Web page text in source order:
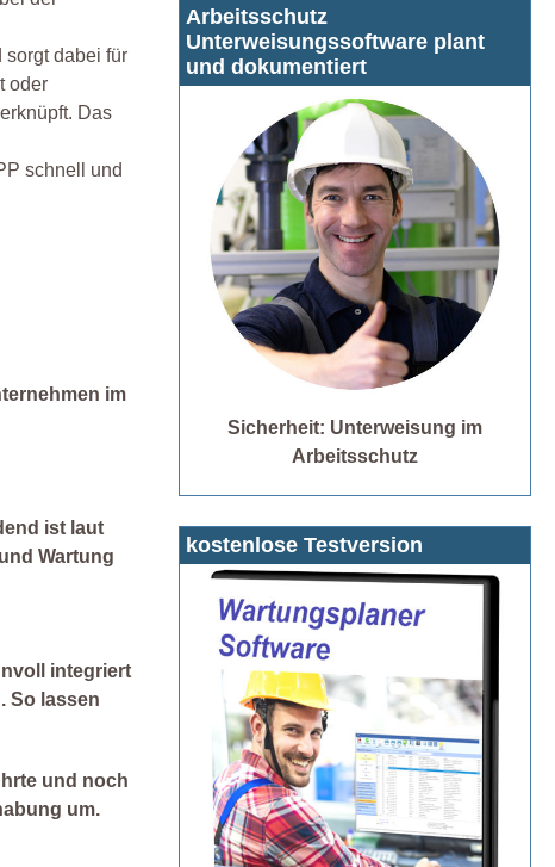
sorgt dabei für
oder
Das
schnell und
im
ist laut
Wartung
integriert
So lassen
und noch
um.
Arbeitsschutz
Unterweisungssoftware plant
und dokumentiert
Sicherheit: Unterweisung im
Arbeitsschutz
kostenlose Testversion